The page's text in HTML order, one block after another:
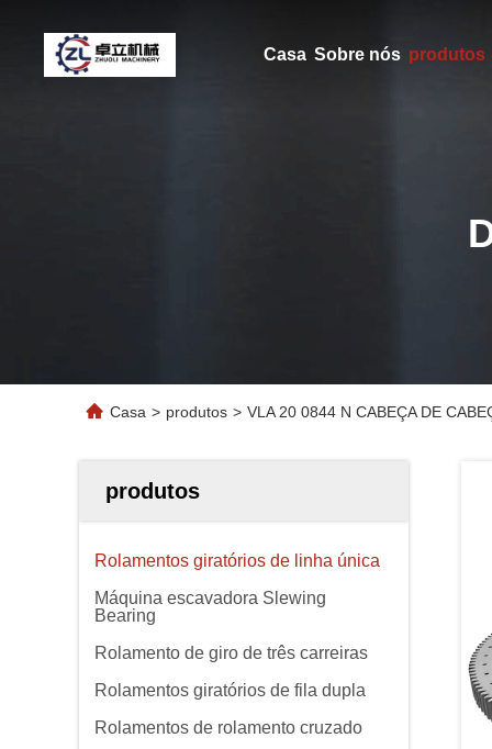
Casa Sobre nós produtos
Casa > produtos > VLA 20 0844 N CABEÇA DE
produtos
Rolamentos giratórios de linha única
Máquina escavadora Slewing
Bearing
Rolamento de giro de três carreiras
Rolamentos giratórios de fila dupla
Rolamentos de rolamento cruzado